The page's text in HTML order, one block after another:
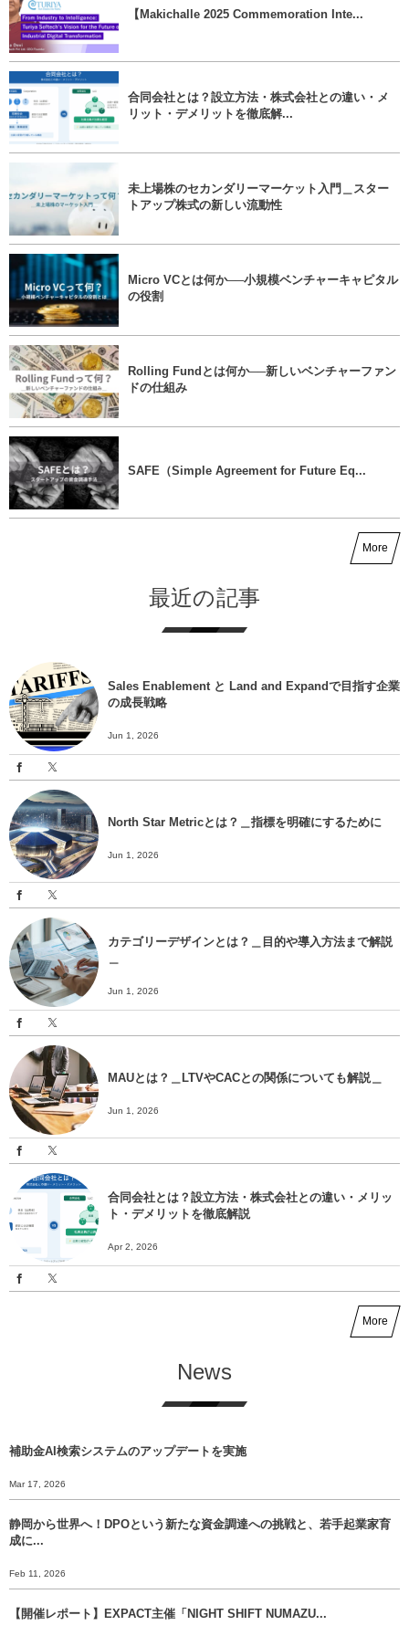
【Makichalle 2025 Commemoration Inte...
合同会社とは？設立方法・株式会社との違い・メ
リット・デメリットを徹底解...
未上場株のセカンダリーマーケット入門＿スター
トアップ株式の新しい流動性
Micro VCとは何か──小規模ベンチャーキャピタル
の役割
Rolling Fundとは何か──新しいベンチャーファン
ドの仕組み
SAFE（Simple Agreement for Future Eq...
More
最近の記事
Sales Enablement と Land and Expandで目指す企業
の成長戦略
Jun 1, 2026
North Star Metricとは？＿指標を明確にするために
Jun 1, 2026
カテゴリーデザインとは？＿目的や導入方法まで解説
Jun 1, 2026
MAUとは？＿LTVやCACとの関係についても解説＿
Jun 1, 2026
合同会社とは？設立方法・株式会社との違い・メリッ
ト・デメリットを徹底解説
Apr 2, 2026
More
News
補助金AI検索システムのアップデートを実施
Mar 17, 2026
静岡から世界へ！DPOという新たな資金調達への挑戦と、若手起業家育
成に...
Feb 11, 2026
【開催レポート】EXPACT主催「NIGHT SHIFT NUMAZU...